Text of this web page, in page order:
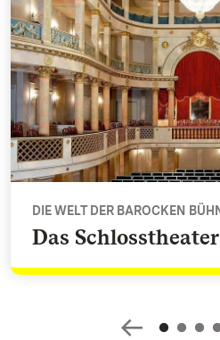
Das Schlosstheater
DIE WELT DER BAROCKEN